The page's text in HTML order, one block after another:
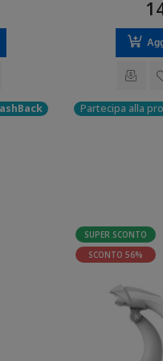
Partecipa alla
SUPER SCONTO
SCONTO 56%